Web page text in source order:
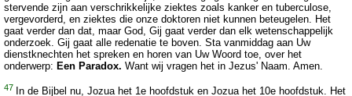
stervende zijn aan verschrikkelijke ziektes zoals kanker en tuberculose,
vergevorderd, en ziektes die onze doktoren niet kunnen beteugelen. Het
gaat verder dan dat, maar God, Gij gaat verder dan elk wetenschappelijk
onderzoek. Gij gaat alle redenatie te boven. Sta vanmiddag aan Uw
dienstknechten het spreken en horen van Uw Woord toe, over het
onderwerp: Een Paradox. Want wij vragen het in Jezus' Naam. Amen.
47 In de Bijbel nu, Jozua het 1e hoofdstuk en Jozua het 10e hoofdstuk. Het